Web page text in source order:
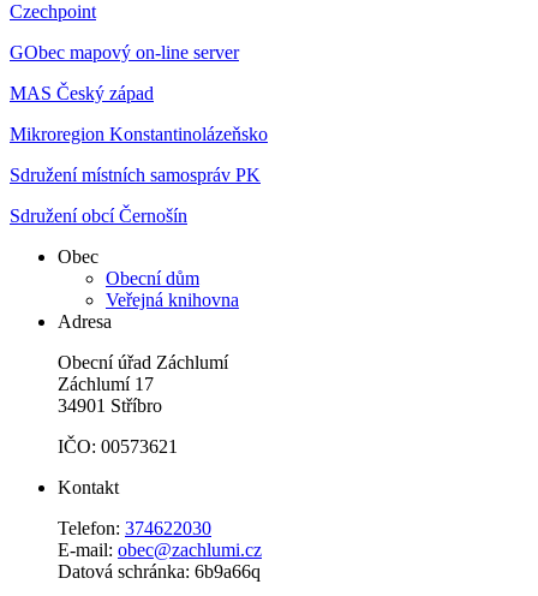
Czechpoint
GObec mapový on-line server
MAS Český západ
Mikroregion Konstantinolázeňsko
Sdružení místních samospráv PK
Sdružení obcí Černošín
Obec
Obecní dům
Veřejná knihovna
Adresa
Obecní úřad Záchlumí
Záchlumí 17
34901 Stříbro
IČO: 00573621
Kontakt
Telefon: 374622030
E-mail: obec@zachlumi.cz
Datová schránka: 6b9a66q